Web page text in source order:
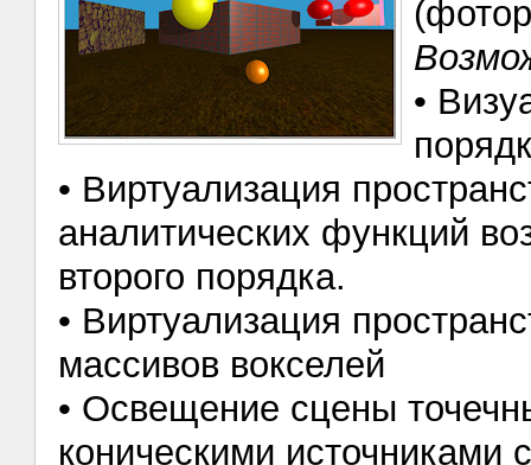
•
• Виртуализация
аналитических функций
второго порядка.
• Виртуализация
массивов вокселей
• Освещение сцены
коническими источниками